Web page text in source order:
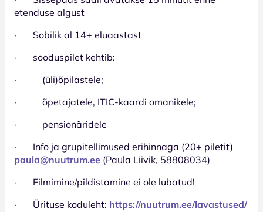
etenduse algust
· Sobilik al 14+ eluaastast
· sooduspilet kehtib:
· (üli)õpilastele;
· õpetajatele, ITIC-kaardi omanikele;
· pensionäridele
· Info ja grupitellimused erihinnaga (20+ piletit)
paula@nuutrum.ee (Paula Liivik, 58808034)
· Filmimine/pildistamine ei ole lubatud!
· Ürituse koduleht: https://nuutrum.ee/lavastused/